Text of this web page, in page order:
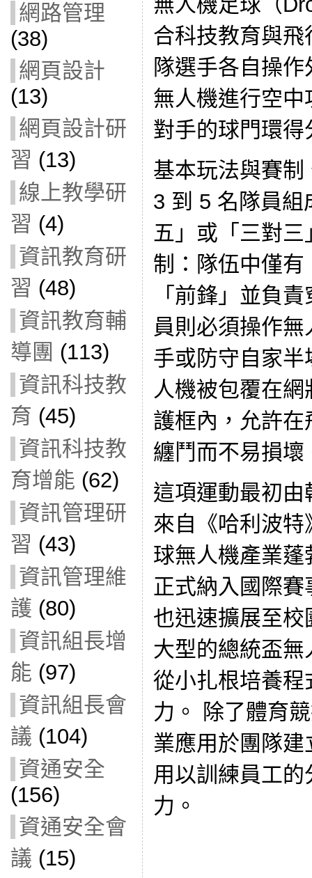
網路管理
(38)
網頁設計
(13)
網頁設計研
習 (13)
線上教學研
習 (4)
資訊教育研
習 (48)
資訊教育輔
導團 (113)
資訊科技教
育 (45)
資訊科技教
育增能 (62)
資訊管理研
習 (43)
資訊管理維
護 (80)
資訊組長增
能 (97)
資訊組長會
議 (104)
資通安全
(156)
資通安全會
議 (15)
合科技教育與
隊選手各自操
無人機進行空
對手的球門環得
基本玩法與賽
3 到 5 名隊員組
五」或「三對
制：隊伍中僅
「前鋒」並負
員則必須操作
手或防守自家
人機被包覆在
護框內，允許
纏鬥而不易損
這項運動最初
來自《哈利波
球無人機產業
正式納入國際
也迅速擴展至
大型的總統盃
從小扎根培養
力。 除了體育
業應用於團隊
用以訓練員工
力。